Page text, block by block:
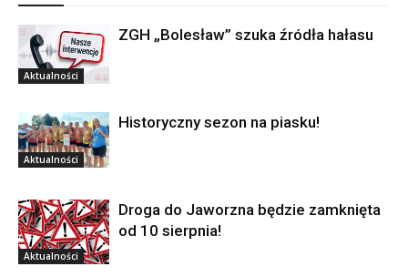
Aktualności
ZGH „Bolesław” szuka źródła hałasu
Aktualności
Historyczny sezon na piasku!
Aktualności
Droga do Jaworzna będzie zamknięta
od 10 sierpnia!